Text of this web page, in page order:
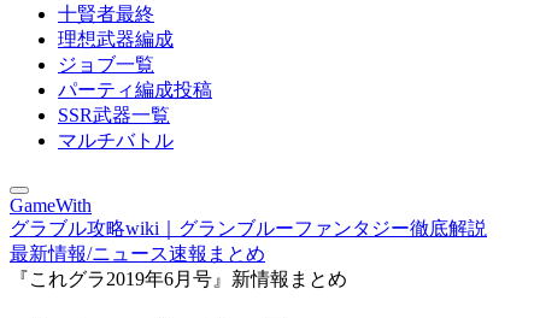
十賢者最終
理想武器編成
ジョブ一覧
パーティ編成投稿
SSR武器一覧
マルチバトル
GameWith
グラブル攻略wiki｜グランブルーファンタジー徹底解説
最新情報/ニュース速報まとめ
『これグラ2019年6月号』新情報まとめ